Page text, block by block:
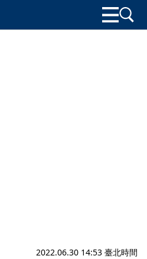
2022.06.30 14:53 臺北時間